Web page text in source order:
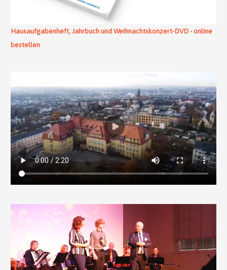
Hausaufgabenheft, Jahrbuch und Weihnachtskonzert-DVD - online
bestellen